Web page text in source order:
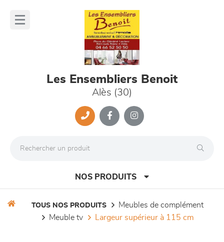
Les Ensembliers Benoit
Alès (30)
NOS PRODUITS
TOUS NOS PRODUITS
meubles de complément
meuble tv
largeur supérieur à 115 cm